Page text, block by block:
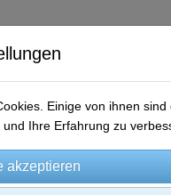
Produkte
Einige von ihnen
Ihre Erfahrung zu